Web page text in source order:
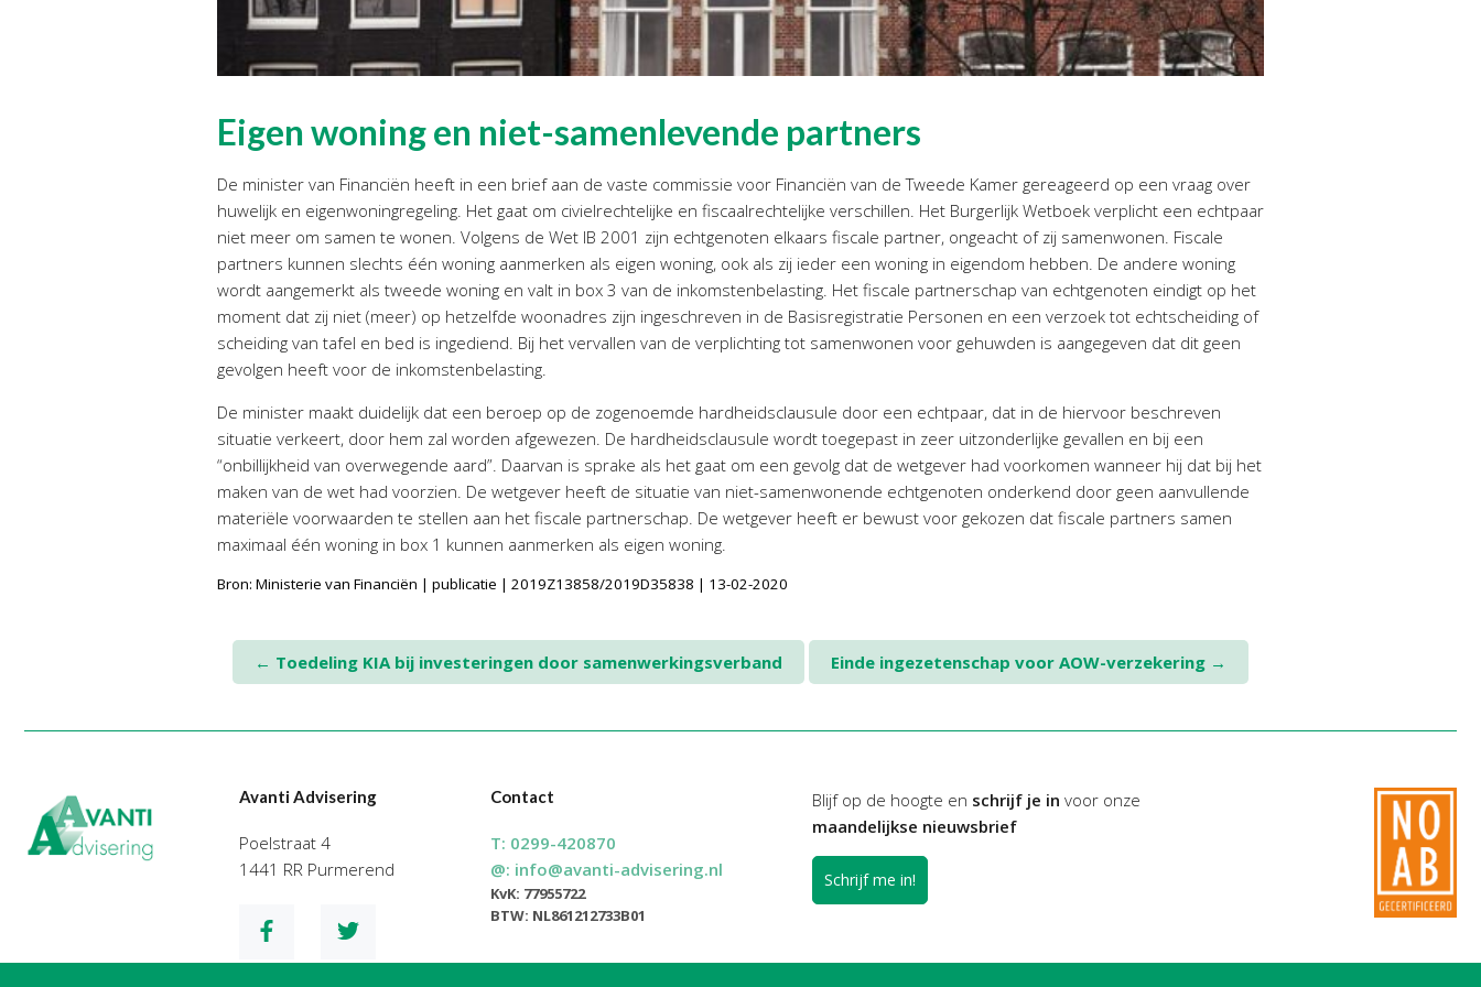
Eigen woning en niet-samenlevende partners
De minister van Financiën heeft in een brief aan de vaste commissie voor Financiën van de Tweede Kamer gereageerd op een vraag over
huwelijk en eigenwoningregeling. Het gaat om civielrechtelijke en fiscaalrechtelijke verschillen. Het Burgerlijk Wetboek verplicht een echtpaar
niet meer om samen te wonen. Volgens de Wet IB 2001 zijn echtgenoten elkaars fiscale partner, ongeacht of zij samenwonen. Fiscale
partners kunnen slechts één woning aanmerken als eigen woning, ook als zij ieder een woning in eigendom hebben. De andere woning
wordt aangemerkt als tweede woning en valt in box 3 van de inkomstenbelasting. Het fiscale partnerschap van echtgenoten eindigt op het
moment dat zij niet (meer) op hetzelfde woonadres zijn ingeschreven in de Basisregistratie Personen en een verzoek tot echtscheiding of
scheiding van tafel en bed is ingediend. Bij het vervallen van de verplichting tot samenwonen voor gehuwden is aangegeven dat dit geen
gevolgen heeft voor de inkomstenbelasting.
De minister maakt duidelijk dat een beroep op de zogenoemde hardheidsclausule door een echtpaar, dat in de hiervoor beschreven
situatie verkeert, door hem zal worden afgewezen. De hardheidsclausule wordt toegepast in zeer uitzonderlijke gevallen en bij een
“onbillijkheid van overwegende aard”. Daarvan is sprake als het gaat om een gevolg dat de wetgever had voorkomen wanneer hij dat bij het
maken van de wet had voorzien. De wetgever heeft de situatie van niet-samenwonende echtgenoten onderkend door geen aanvullende
materiële voorwaarden te stellen aan het fiscale partnerschap. De wetgever heeft er bewust voor gekozen dat fiscale partners samen
maximaal één woning in box 1 kunnen aanmerken als eigen woning.
Bron: Ministerie van Financiën | publicatie | 2019Z13858/2019D35838 | 13-02-2020
← Toedeling KIA bij investeringen door samenwerkingsverband Einde ingezetenschap voor AOW-verzekering →
Avanti Advisering
Poelstraat 4
1441 RR Purmerend
Contact
T: 0299-420870
@: info@avanti-advisering.nl
KvK: 77955722
BTW: NL861212733B01
Blijf op de hoogte en schrijf je in voor onze
maandelijkse nieuwsbrief
Schrijf me in!